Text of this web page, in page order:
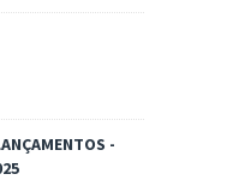
-